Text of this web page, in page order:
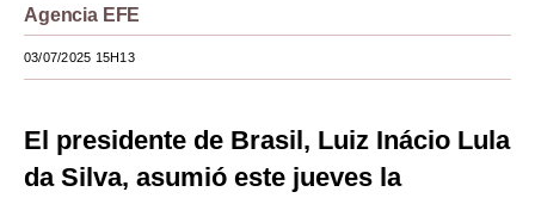
Mundo
EEUU
México
España
Agencia EFE
03/07/2025 15H13
El presidente de Brasil, Luiz Inácio Lula
da Silva, asumió este jueves la